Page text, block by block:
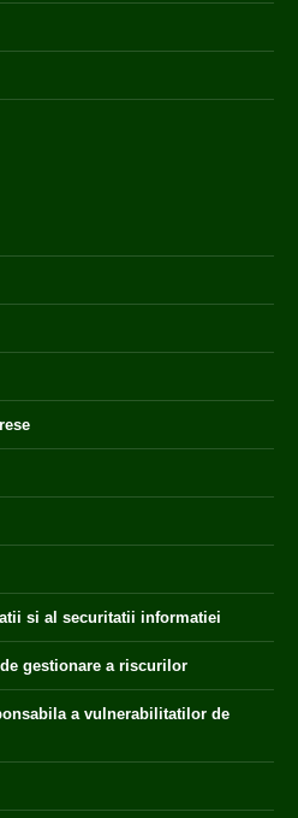
si al securitatii informatiei
gestionare a riscurilor
a vulnerabilitatilor de